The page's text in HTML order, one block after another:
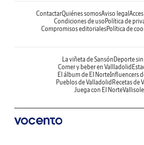
ContactarQuiénes somosAviso legal
Condiciones de uso Política de
Compromisos editorialesPolítica de
La viñeta de Sansón Deporte
Comer y beber en Vallladolid
El álbum de El NorteInfluencers
Pueblos de Valladolid Recetas de
Juega con El Norte